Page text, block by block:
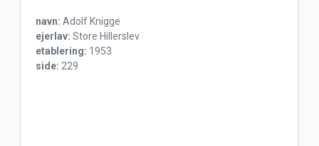
navn: Adolf Knigge
ejerlav: Store Hillerslev
etablering: 1953
side: 229